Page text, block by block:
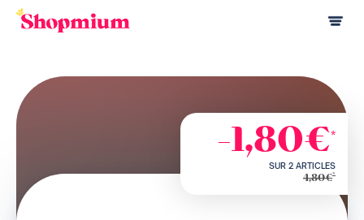
-1,80€*
SUR 2 ARTICLES
4,80€*